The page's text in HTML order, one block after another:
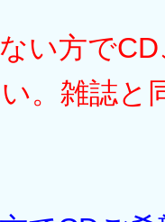
い方で
。雑誌と